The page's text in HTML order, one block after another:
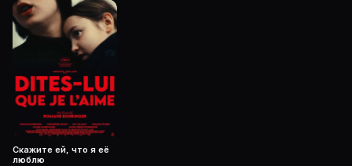
Скажите ей, что я её
люблю